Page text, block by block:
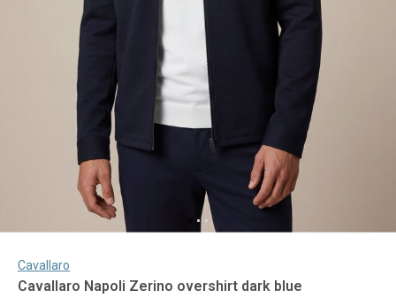
Cavallaro
Cavallaro Napoli Zerino overshirt dark blue